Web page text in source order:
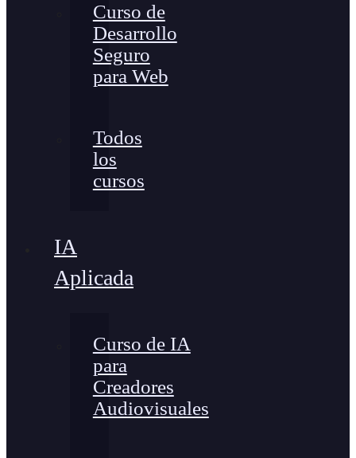
Curso de
Desarrollo
Seguro
para Web
Todos
los
cursos
IA
Aplicada
Curso de IA
para
Creadores
Audiovisuales